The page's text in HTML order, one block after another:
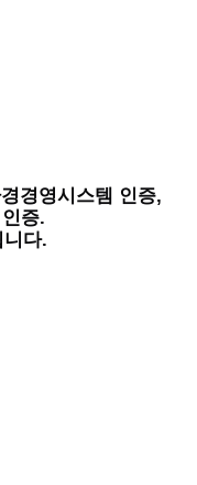
경영시스템 인증,
증.
다.